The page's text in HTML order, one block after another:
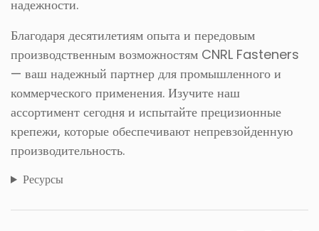
надежности.
Благодаря десятилетиям опыта и передовым
производственным возможностям CNRL Fasteners
— ваш надежный партнер для промышленного и
коммерческого применения. Изучите наш
ассортимент сегодня и испытайте прецизионные
крепежи, которые обеспечивают непревзойденную
производительность.
Ресурсы